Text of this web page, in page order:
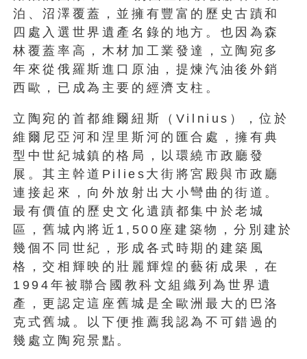
泊、沼澤覆蓋，並擁有豐富的歷史古蹟和
四處入選世界遺產名錄的地方。也因為森
林覆蓋率高，木材加工業發達，立陶宛多
年來從俄羅斯進口原油，提煉汽油後外銷
西歐，已成為主要的經濟支柱。
立陶宛的首都維爾紐斯（Vilnius），位於
維爾尼亞河和涅里斯河的匯合處，擁有典
型中世紀城鎮的格局，以環繞市政廳發
展。其主幹道Pilies大街將宮殿與市政廳
連接起來，向外放射出大小彎曲的街道。
最有價值的歷史文化遺蹟都集中於老城
區，舊城內將近1,500座建築物，分別建於
幾個不同世紀，形成各式時期的建築風
格，交相輝映的壯麗輝煌的藝術成果，在
1994年被聯合國教科文組織列為世界遺
產，更認定這座舊城是全歐洲最大的巴洛
克式舊城。以下便推薦我認為不可錯過的
幾處立陶宛景點。